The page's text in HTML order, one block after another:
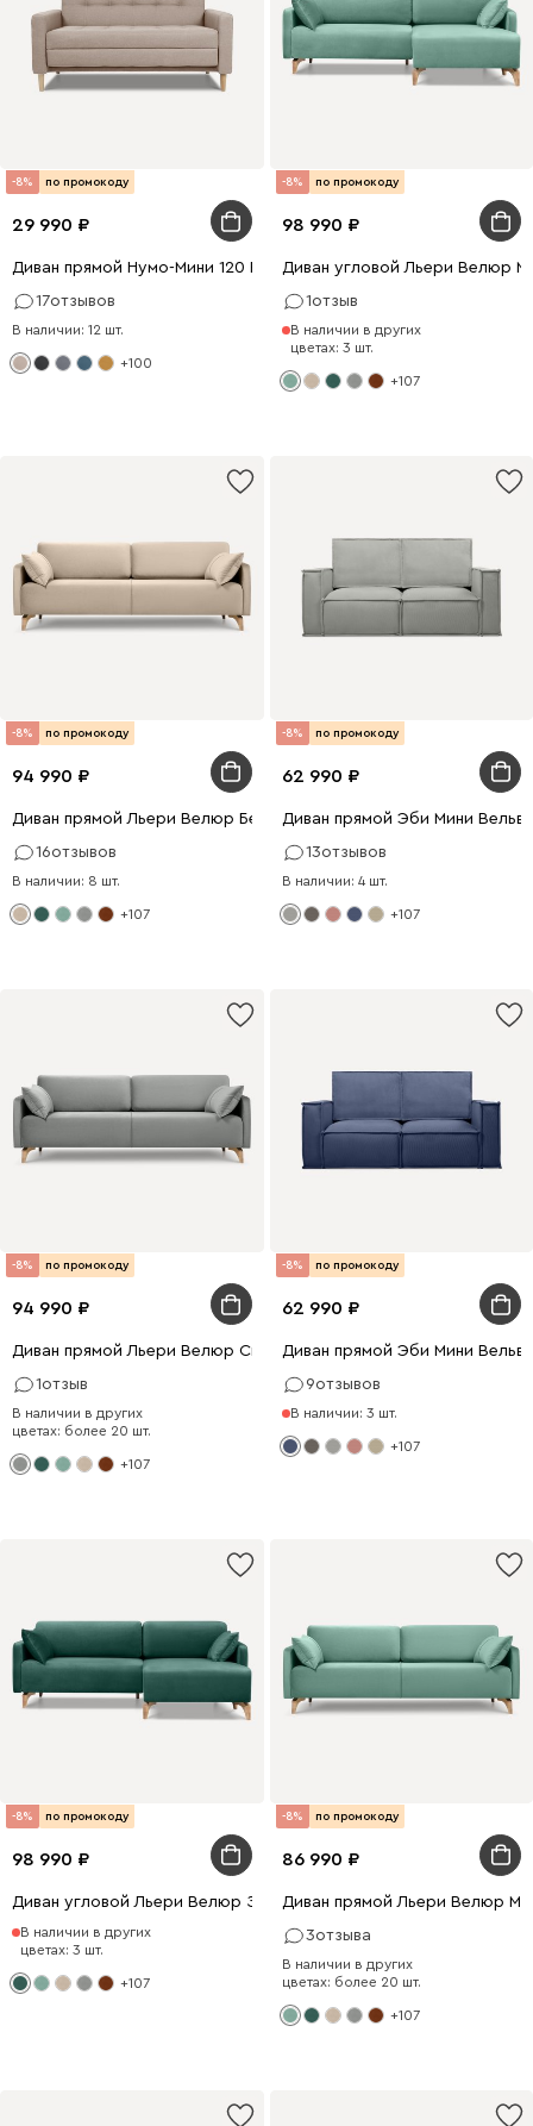
-8% по промокоду
29 990
Диван прямой Нумо-Мини 120 Рогожка Кремовый
17отзывов
В наличии: 12 шт.
+100
-8% по промокоду
98 990
Диван угловой Льери Велюр
1отзыв
В наличии в других
цветах: 3 шт.
+107
-8% по промокоду
94 990
Диван прямой Льери Велюр Бежевый
16отзывов
В наличии: 8 шт.
+107
-8% по промокоду
62 990
Диван прямой Эби Мини
13отзывов
В наличии: 4 шт.
+107
-8% по промокоду
94 990
Диван прямой Льери Велюр Светло-серый
1отзыв
В наличии в других
цветах: более 20 шт.
+107
-8% по промокоду
62 990
Диван прямой Эби Мини
9отзывов
В наличии: 3 шт.
+107
-8% по промокоду
98 990
Диван угловой Льери Велюр Зеленый
В наличии в других
цветах: 3 шт.
+107
-8% по промокоду
86 990
Диван прямой Льери Велюр
3отзыва
В наличии в других
цветах: более 20 шт.
+107